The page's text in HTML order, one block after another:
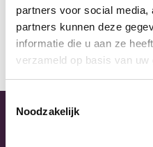
partners voor social
partners kunnen deze
informatie die u aan ze
verzameld op basis van
Noodzakelijk
Afmeting
paneel
750 x 150
See
Kom inspiratie op doen